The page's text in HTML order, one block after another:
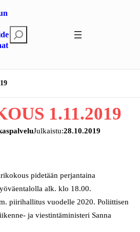
t
i
1.11.2019
Julkaistu:28.10.2019
pidetään perjantaina
alk. klo 18.00.
piirihallitus vuodelle 2020. Poliittisen
ja viestintäministeri Sanna